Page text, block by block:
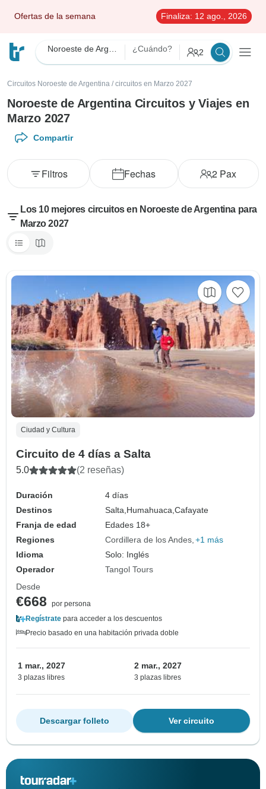
Ofertas de la semana Finaliza: 12 ago., 2026
¿Cuándo? 2
Circuitos Noroeste de Argentina / circuitos en Marzo 2027
Noroeste de Argentina Circuitos y Viajes en
Marzo 2027
Compartir
Fechas 2 Pax
Filtros
Los 10 mejores circuitos en Noroeste de Argentina para
Marzo 2027
Ciudad y Cultura
Circuito de 4 días a Salta
5.0 (2 reseñas)
Duración
4 días
Destinos
Salta, Humahuaca,Cafayate
Franja de edad
Edades 18+
Regiones
Cordillera de los Andes +1 más
Idioma
Solo: Inglés
Operador
Tangol Tours
Desde
€668
por persona
Regístrate para acceder a los descuentos
Precio basado en una habitación privada doble
1 mar., 2027
3 plazas libres
2 mar., 2027
3 plazas libres
Ver circuito
Descargar folleto